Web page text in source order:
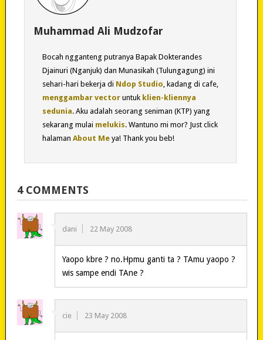
Muhammad Ali Mudzofar
Bocah ngganteng putranya Bapak Dokterandes
Djainuri (Nganjuk) dan Munasikah (Tulungagung) ini
sehari-hari bekerja di Ndop Studio , kadang di cafe,
menggambar vectoruntuk klien-kliennya
sedunia. Aku adalah seorang seniman (KTP) yang
sekarang mulai melukis. Wantuno mi mor? Just click
halaman About Meya! Thank you beb!
4 COMMENTS
dani 22 May 2008
Yaopo kbre ? no.Hpmu ganti ta ? TAmu yaopo ?
wis sampe endi TAne ?
cie 23 May 2008